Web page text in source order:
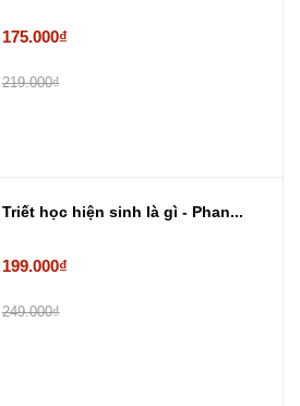
175.000₫
219.000₫
Triết học hiện sinh là gì - Phan...
199.000₫
249.000₫